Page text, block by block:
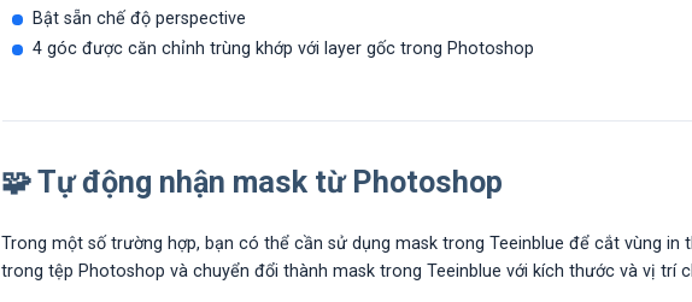
Bật sẵn chế độ perspective
4 góc được căn chỉnh trùng khớp với layer gốc trong Photoshop
🧩 Tự động nhận mask từ Photoshop
Trong một số trường hợp, bạn có thể cần sử dụng mask trong Teeinblue để cắt vùng in
trong tệp Photoshop và chuyển đổi thành mask trong Teeinblue với kích thước và vị trí